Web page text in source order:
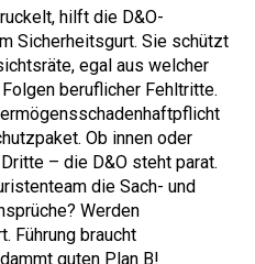
hilft die D&O-
Sicherheitsgurt. Sie schützt
egal aus welcher
beruflicher Fehltritte.
Ob innen oder
– die D&O steht parat.
die Sach- und
Werden
Führung braucht
guten Plan B!